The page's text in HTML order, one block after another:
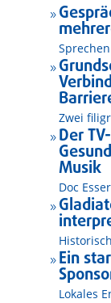
9
9
Zwei
9 Der
Musik
Doc
9
9 Ein
Lokales